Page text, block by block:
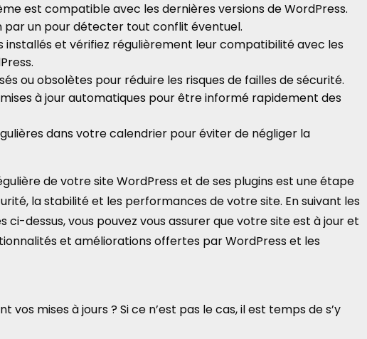
est compatible avec les dernières versions de WordPress.
par un pour détecter tout conflit éventuel.
installés et vérifiez régulièrement leur compatibilité avec les
ou obsolètes pour réduire les risques de failles de sécurité.
à jour automatiques pour être informé rapidement des
dans votre calendrier pour éviter de négliger la
de votre site WordPress et de ses plugins est une étape
la stabilité et les performances de votre site. En suivant les
dessus, vous pouvez vous assurer que votre site est à jour et
et améliorations offertes par WordPress et les
mises à jours ? Si ce n’est pas le cas, il est temps de s’y